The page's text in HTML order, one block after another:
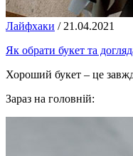
Лайфхаки / 21.04.2021
Як обрати букет та
Хороший букет – це
Зараз на головній: